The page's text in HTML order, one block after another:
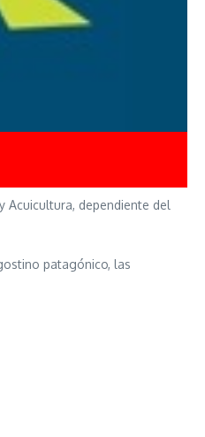
Acuicultura, dependiente del
patagónico, las